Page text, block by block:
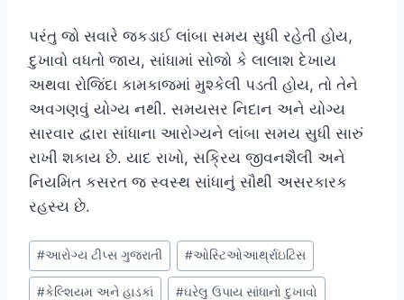
પરંતુ જો સવારે જકડાઈ લાંબા સમય સુધી રહેતી હોય,
દુખાવો વધતો જાય, સાંધામાં સોજો કે લાલાશ દેખાય
અથવા રોજિંદા કામકાજમાં મુશ્કેલી પડતી હોય, તો તેને
અવગણવું યોગ્ય નથી. સમયસર નિદાન અને યોગ્ય
સારવાર દ્વારા સાંધાના આરોગ્યને લાંબા સમય સુધી સારું
રાખી શકાય છે. યાદ રાખો, સક્રિય જીવનશૈલી અને
નિયમિત કસરત જ સ્વસ્થ સાંધાનું સૌથી અસરકારક
રહસ્ય છે.
Post
Tags:
#આરોગ્ય ટીપ્સ ગુજરાતી #ઓસ્ટિઓઆર્થ્રાઇટિસ
#કેલ્શિયમ અને હાડકાં #ઘરેલુ ઉપાય સાંધાનો દુખાવો